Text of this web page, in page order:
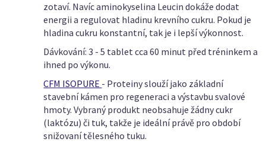
zotaví. Navíc aminokyselina Leucin dokáže dodat
energii a regulovat hladinu krevního cukru. Pokud je
hladina cukru konstantní, tak je i lepší výkonnost.
Dávkování: 3 - 5 tablet cca 60 minut před tréninkem a
ihned po výkonu.
CFM ISOPURE - Proteiny slouží jako základní
stavební kámen pro regeneraci a výstavbu svalové
hmoty. Vybraný produkt neobsahuje žádny cukr
(laktózu) či tuk, takže je ideální právě pro období
snižovaní tělesného tuku.